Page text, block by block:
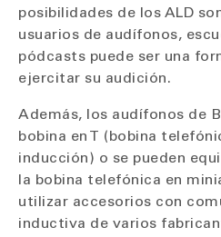
posibilidades de los ALD
usuarios de audífonos,
pódcasts puede ser una
ejercitar su audición.
Además, los audífonos de
bobina en T (bobina
inducción) o se pueden
la bobina telefónica en
utilizar accesorios con
inductiva de varios